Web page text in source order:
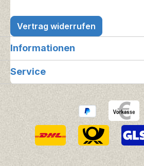
Vertrag widerrufen
Informationen
Service